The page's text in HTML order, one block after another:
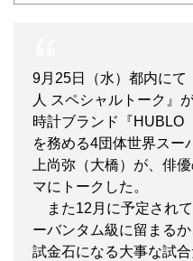
9月25日（水）都内にて
人 スペシャルトーク』
時計ブランド『HUBLO
を務める4団体世界スー
上尚弥（大橋）が、俳
マにトークした。
また12月に予定され
ーバンタム級に留まる
試金石になる大事な試合